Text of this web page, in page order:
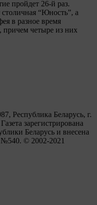
пройдет 26-й раз.
“Юность”, а
в разное время
причем четыре из них
Республика Беларусь, г.
зарегистрирована
Беларусь и внесена
© 2002-2021